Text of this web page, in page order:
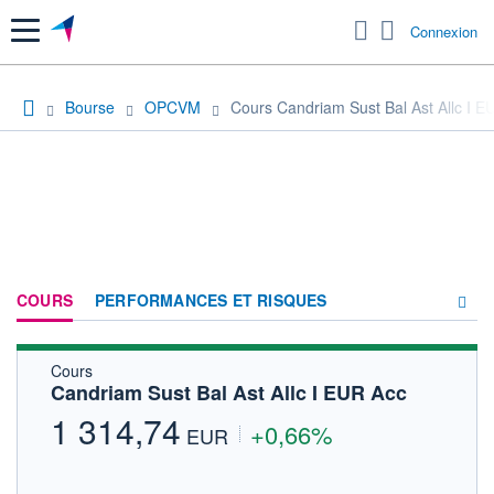
Menu Connexion
Bourse OPCVM Cours Candriam Sust Bal Ast Allc I
COURS PERFORMANCES ET RISQUES
FORUM
Cours
Candriam Sust Bal Ast Allc I EUR Acc
1 314,74 EUR +0,66%